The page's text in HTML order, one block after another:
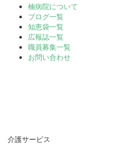
楠病院について
ブログ一覧
知恵袋一覧
広報誌一覧
職員募集一覧
お問い合わせ
介護サービス